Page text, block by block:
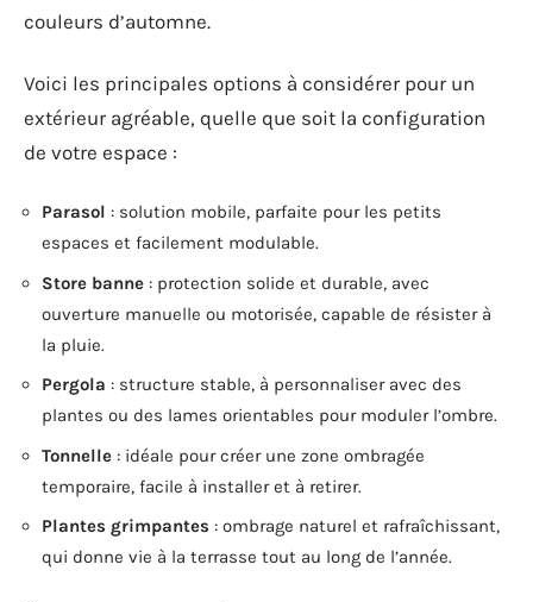
couleurs d’automne.
Voici les principales options à considérer pour un
extérieur agréable, quelle que soit la configuration
de votre espace :
Parasol : solution mobile, parfaite pour les petits
espaces et facilement modulable.
Store banne : protection solide et durable, avec
ouverture manuelle ou motorisée, capable de résister à
la pluie.
Pergola : structure stable, à personnaliser avec des
plantes ou des lames orientables pour moduler l’ombre.
Tonnelle : idéale pour créer une zone ombragée
temporaire, facile à installer et à retirer.
Plantes grimpantes : ombrage naturel et rafraîchissant,
qui donne vie à la terrasse tout au long de l’année.